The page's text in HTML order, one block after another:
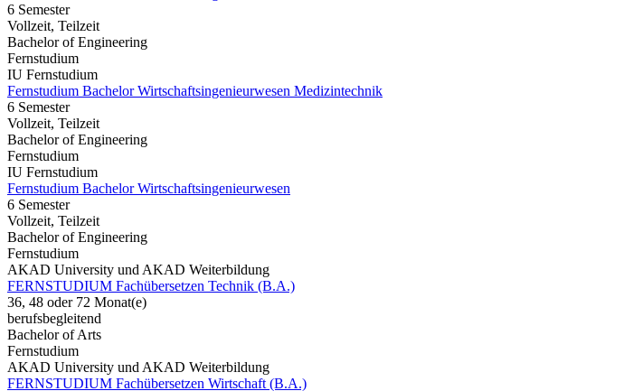
6 Semester
Vollzeit, Teilzeit
Bachelor of Engineering
Fernstudium
IU Fernstudium
Fernstudium Bachelor Wirtschaftsingenieurwesen Medizintechnik
6 Semester
Vollzeit, Teilzeit
Bachelor of Engineering
Fernstudium
IU Fernstudium
Fernstudium Bachelor Wirtschaftsingenieurwesen
6 Semester
Vollzeit, Teilzeit
Bachelor of Engineering
Fernstudium
AKAD University und AKAD Weiterbildung
FERNSTUDIUM Fachübersetzen Technik (B.A.)
36, 48 oder 72 Monat(e)
berufsbegleitend
Bachelor of Arts
Fernstudium
AKAD University und AKAD Weiterbildung
FERNSTUDIUM Fachübersetzen Wirtschaft (B.A.)